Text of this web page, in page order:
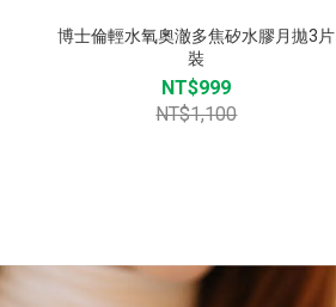
博士倫輕水氧奧澈多焦矽水膠月拋3片
裝
NT$999
NT$1,100